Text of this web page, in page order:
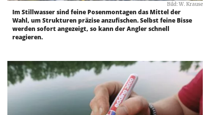
Bild: W. Krause
Im Stillwasser sind feine Posenmontagen das Mittel der
Wahl, um Strukturen präzise anzufischen. Selbst feine Bisse
werden sofort angezeigt, so kann der Angler schnell
reagieren.